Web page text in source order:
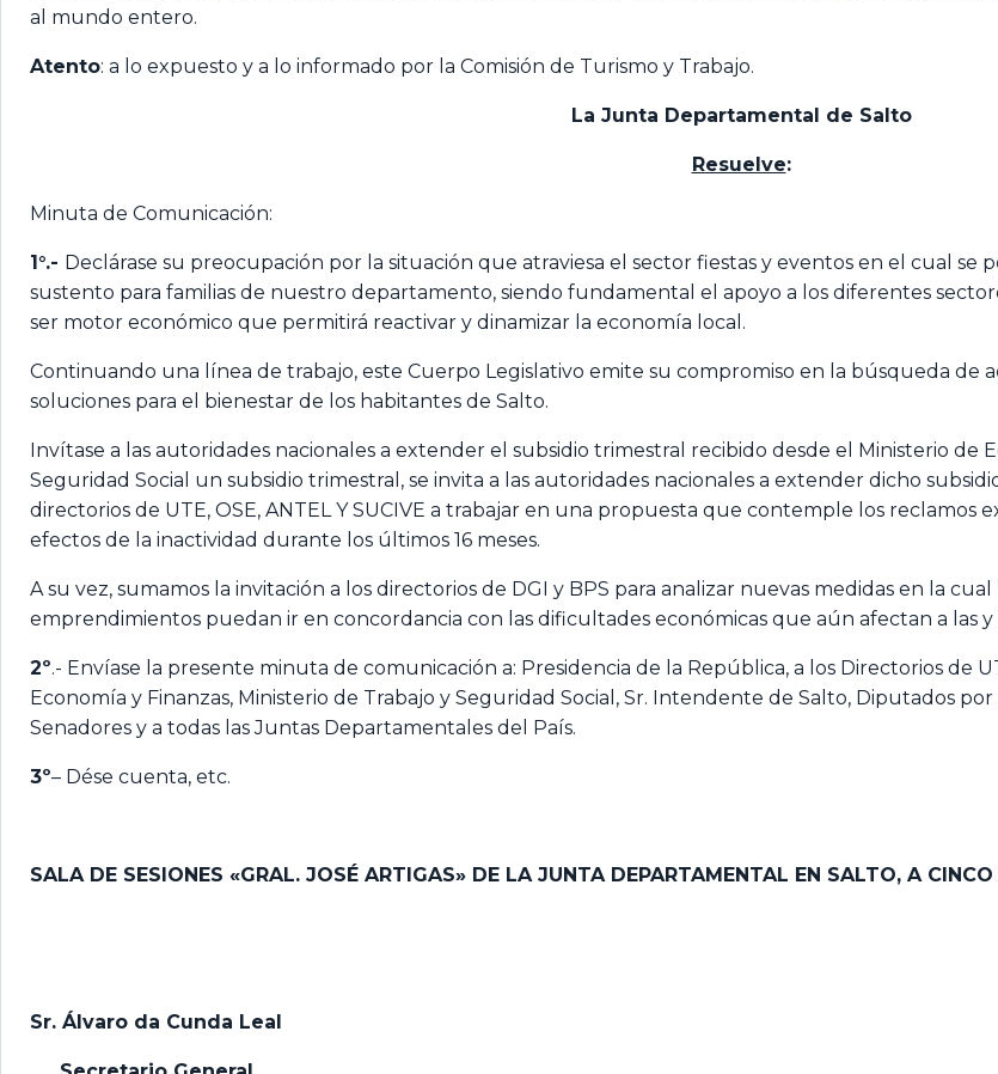
al mundo entero.
Atento: a lo expuesto y a lo informado por la Comisión de Turismo y Trabajo.
La Junta Departamental de Salto
Resuelve:
Minuta de Comunicación:
1°.- Declárase su preocupación por la situación que atraviesa el sector fiestas y eventos en el cual se
sustento para familias de nuestro departamento, siendo fundamental el apoyo a los diferentes
ser motor económico que permitirá reactivar y dinamizar la economía local.
Continuando una línea de trabajo, este Cuerpo Legislativo emite su compromiso en la búsqueda de
soluciones para el bienestar de los habitantes de Salto.
Invítase a las autoridades nacionales a extender el subsidio trimestral recibido desde el Ministerio de
Seguridad Social un subsidio trimestral, se invita a las autoridades nacionales a extender dicho
directorios de UTE, OSE, ANTEL Y SUCIVE a trabajar en una propuesta que contemple los reclamos
efectos de la inactividad durante los últimos 16 meses.
A su vez, sumamos la invitación a los directorios de DGI y BPS para analizar nuevas medidas en la
emprendimientos puedan ir en concordancia con las dificultades económicas que aún afectan a las y
2º.- Envíase la presente minuta de comunicación a: Presidencia de la República, a los Directorios de
Economía y Finanzas, Ministerio de Trabajo y Seguridad Social, Sr. Intendente de Salto, Diputados
Senadores y a todas las Juntas Departamentales del País.
3º– Dése cuenta, etc.
SALA DE SESIONES «GRAL. JOSÉ ARTIGAS» DE LA JUNTA DEPARTAMENTAL EN SALTO, A
Sr. Álvaro da Cunda Leal